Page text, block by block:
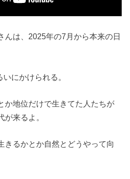
んは、2025年の7月から本来の日
にかけられる。
か地位だけで生きてた人たちが
来るよ。
きるかとか自然とどうやって向